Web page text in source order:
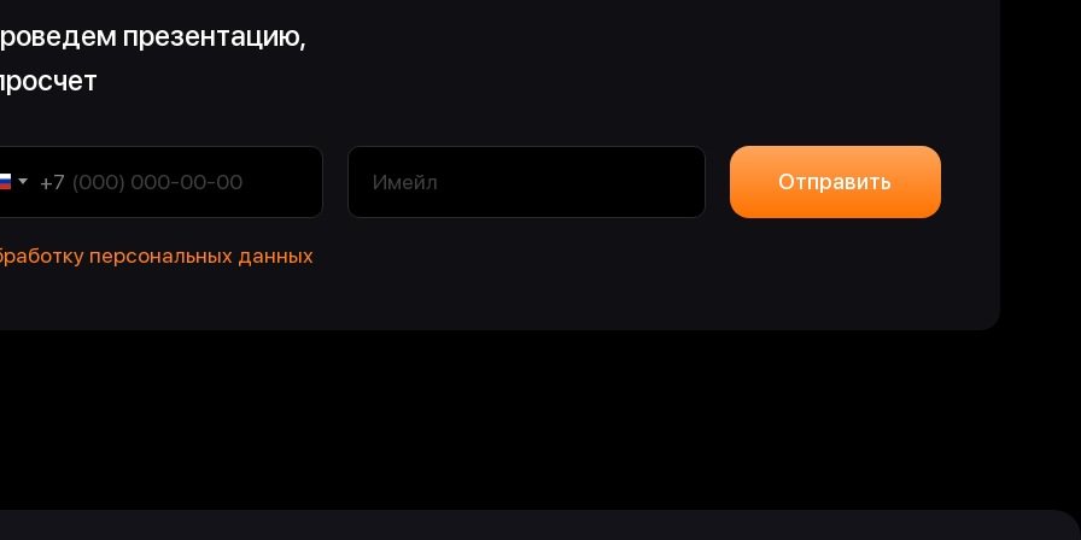
презентацию,
+7 Отправить
персональных данных
Дизайн
Аппаратное обеспечение
Будь в курсе последних новостей и событий
Подписаться